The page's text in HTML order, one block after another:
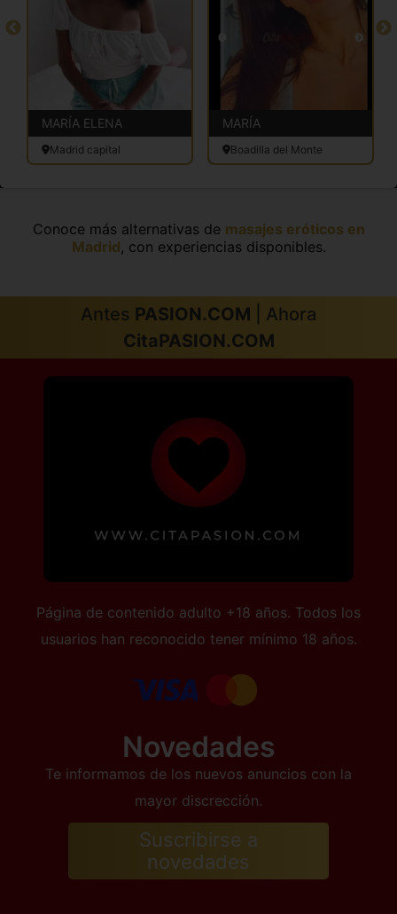
MARÍA ELENA
Madrid capital
MARÍA
Boadilla del Monte
Conoce más alternativas de masajes eróticos en
Madrid, con experiencias disponibles.
Antes PASION.COM | Ahora
CitaPASION.COM
Página de contenido adulto +18 años. Todos los
usuarios han reconocido tener mínimo 18 años.
Novedades
Te informamos de los nuevos anuncios con la
mayor discrección.
Suscribirse a
novedades